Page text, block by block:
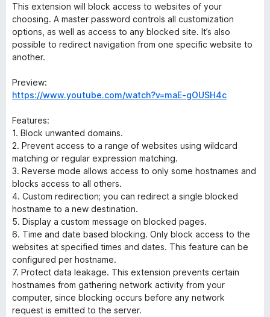
This extension will block access to websites of your
choosing. A master password controls all customization
options, as well as access to any blocked site. It’s also
possible to redirect navigation from one specific website to
another.
Preview:
https://www.youtube.com/watch?v=maE-gOUSH4c
Features:
1. Block unwanted domains.
2. Prevent access to a range of websites using wildcard
matching or regular expression matching.
3. Reverse mode allows access to only some hostnames and
blocks access to all others.
4. Custom redirection; you can redirect a single blocked
hostname to a new destination.
5. Display a custom message on blocked pages.
6. Time and date based blocking. Only block access to the
websites at specified times and dates. This feature can be
configured per hostname.
7. Protect data leakage. This extension prevents certain
hostnames from gathering network activity from your
computer, since blocking occurs before any network
request is emitted to the server.